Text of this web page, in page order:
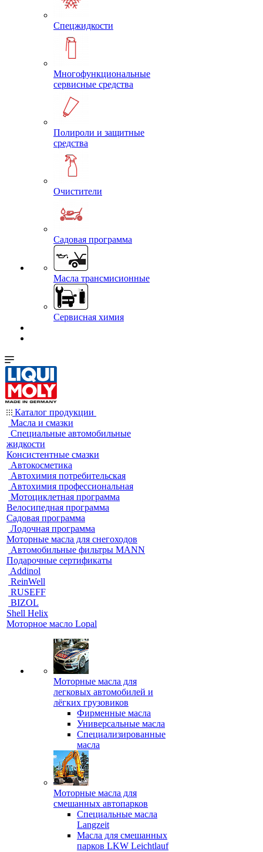
Спецжидкости
Многофункциональные
сервисные средства
Полироли и защитные
средства
Очистители
Садовая программа
Масла трансмисионные
Сервисная химия
Каталог продукции
Масла и смазки
Специальные автомобильные
жидкости
Консистентные смазки
Автокосметика
Автохимия потребительская
Автохимия профессиональная
Мотоциклетная программа
Велосипедная программа
Садовая программа
Лодочная программа
Моторные масла для снегоходов
Автомобильные фильтры MANN
Подарочные сертификаты
Addinol
ReinWell
RUSEFF
BIZOL
Shell Helix
Моторное масло Lopal
Моторные масла для
легковых автомобилей и
лёгких грузовиков
Фирменные масла
Универсальные масла
Специализированные
масла
Моторные масла для
смешанных автопарков
Специальные масла
Langzeit
Масла для смешанных
парков LKW Leichtlauf